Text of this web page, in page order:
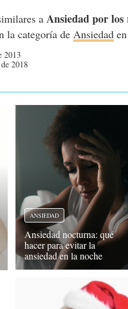
aAnsiedad por los
la categoría deAnsiedad
2013
2018
ANSIEDAD
Ansiedad nocturna: qué
hacer para evitar la
ansiedad en la noche